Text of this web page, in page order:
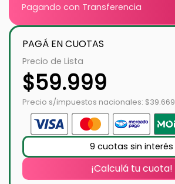
Pagando con Transferencia
PAGÁ EN CUOTAS
Precio de Lista
$59.999
Precio s/impuestos nacionales: $39.669
9 cuotas sin interés
¡Calculá tu cuota!